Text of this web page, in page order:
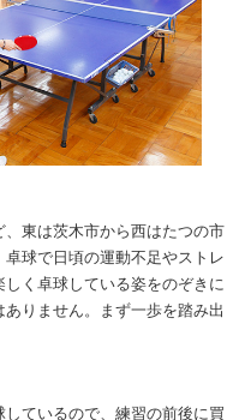
東は茨木市から西はたつの市
球で日頃の運動不足やストレ
く卓球している姿をのぞきに
りません。まず一歩を踏み出
ているので、練習の前後に買